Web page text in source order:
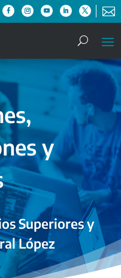

y
Superiores y
López